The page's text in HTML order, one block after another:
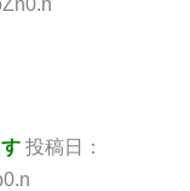
投稿日：